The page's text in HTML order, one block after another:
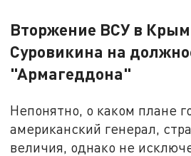
Вторжение ВСУ в
Суровикина на
"Армагеддона"
Непонятно, о каком плане
американский генерал,
величия, однако не